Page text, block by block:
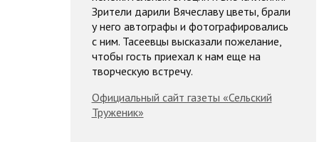
Зрители дарили Вячеславу цветы, брали
у него автографы и фотографировались
с ним. Тасеевцы высказали пожелание,
чтобы гость приехал к нам еще на
творческую встречу.
Официальный сайт газеты «Сельский
Труженик»